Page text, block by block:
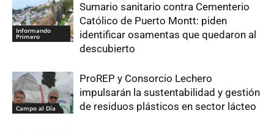
Informando
Primero
Sumario sanitario contra Cementerio
Católico de Puerto Montt: piden
identificar osamentas que quedaron al
descubierto
Campo al Día
ProREP y Consorcio Lechero
impulsarán la sustentabilidad y gestión
de residuos plásticos en sector lácteo